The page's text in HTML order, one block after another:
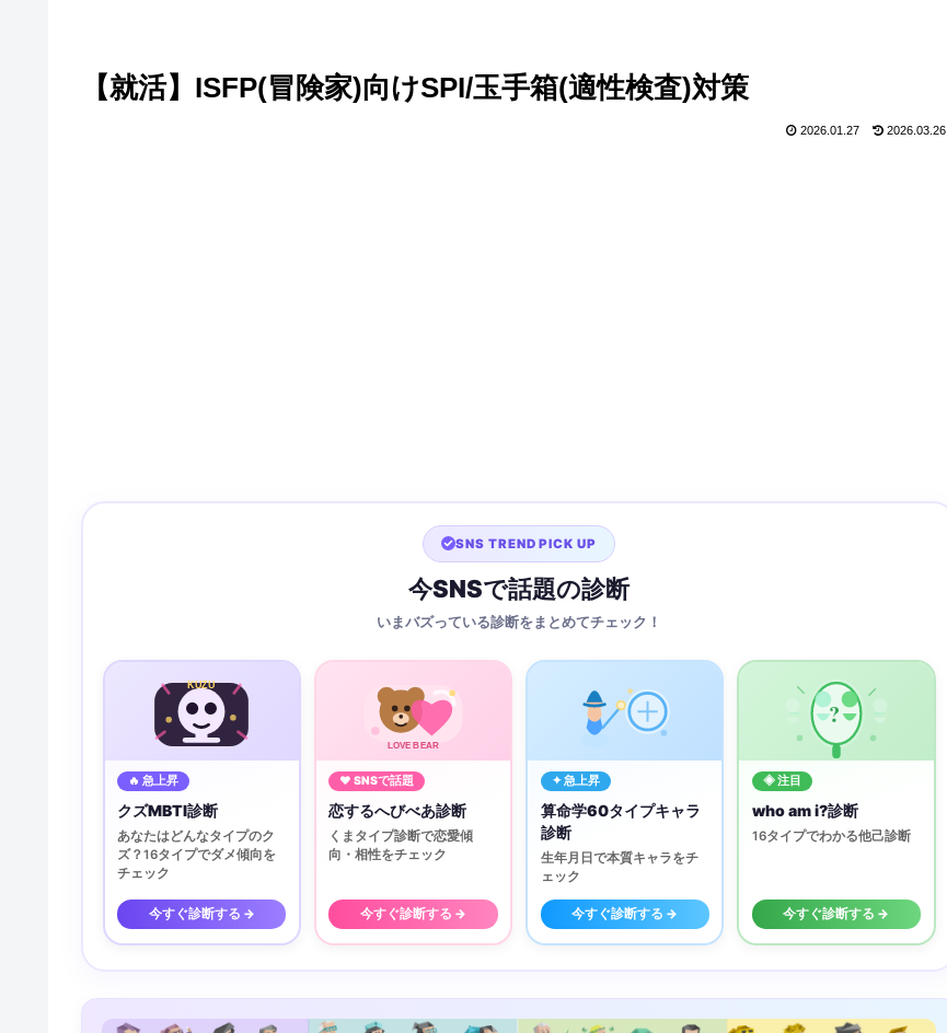
【就活】ISFP(冒険家)向けSPI/玉手箱(適性検査)対策
2026.01.27 2026.03.26
SNS TREND PICK UP
今SNSで話題の診断
いまバズっている診断をまとめてチェック！
KUZU
🔥 急上昇
クズMBTI診断
あなたはどんなタイプのク
ズ？16タイプでダメ傾向を
チェック
今すぐ診断する →
LOVE BEAR
♥ SNSで話題
恋するへびべあ診断
くまタイプ診断で恋愛傾
向・相性をチェック
今すぐ診断する →
✦ 急上昇
算命学60タイプキャラ
診断
生年月日で本質キャラをチ
ェック
今すぐ診断する →
?
◈ 注目
who am i?診断
16タイプでわかる他己診断
今すぐ診断する →